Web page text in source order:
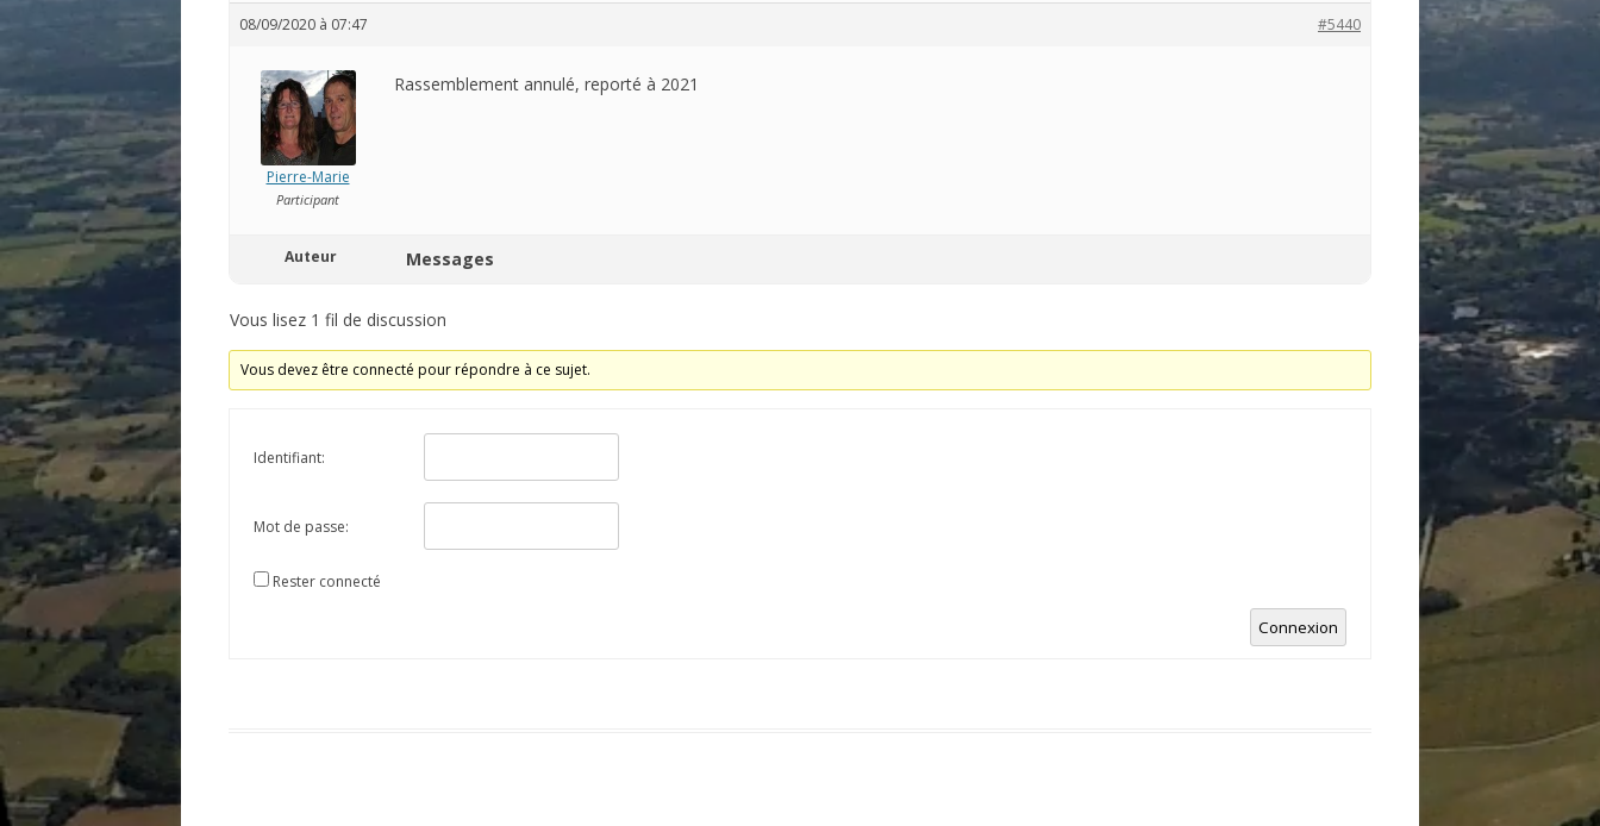
08/09/2020 à 07:47 #5440
Pierre-Marie
Participant
Rassemblement annulé, reporté à 2021
Auteur Messages
Vous lisez 1 fil de discussion
Vous devez être connecté pour répondre à ce sujet.
Identifiant:
Mot de passe:
Rester connecté
Connexion